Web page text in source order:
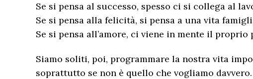
Se si pensa al successo, spesso ci si collega al
Se si pensa alla felicità, si pensa a una vita
Se si pensa all’amore, ci viene in mente il
Siamo soliti, poi, programmare la nostra vita
soprattutto se non è quello che vogliamo davvero.